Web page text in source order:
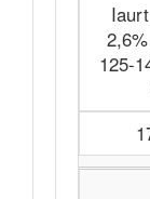
125-